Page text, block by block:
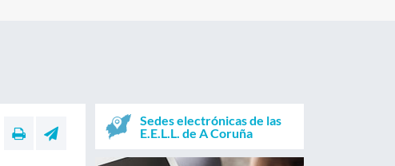
Sedes electrónicas de las
E.E.L.L. de A Coruña